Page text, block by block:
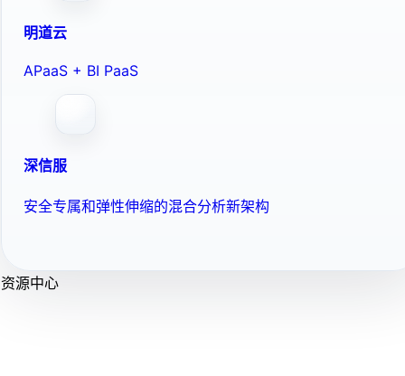
明道云
APaaS + BI PaaS
深信服
安全专属和弹性伸缩的混合分析新架构
资源中心